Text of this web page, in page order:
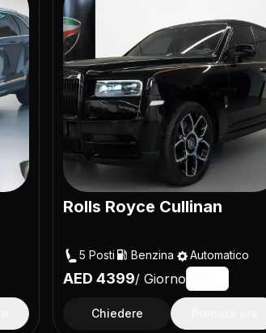
Rolls Royce Cullinan
5 Posti Benzina Automatico
AED 4399/ Giorno
Chiedere